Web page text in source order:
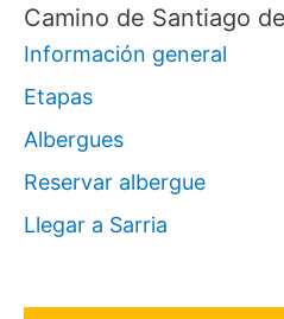
Camino de Santiago
Información general
Etapas
Albergues
Reservar albergue
Llegar a Sarria